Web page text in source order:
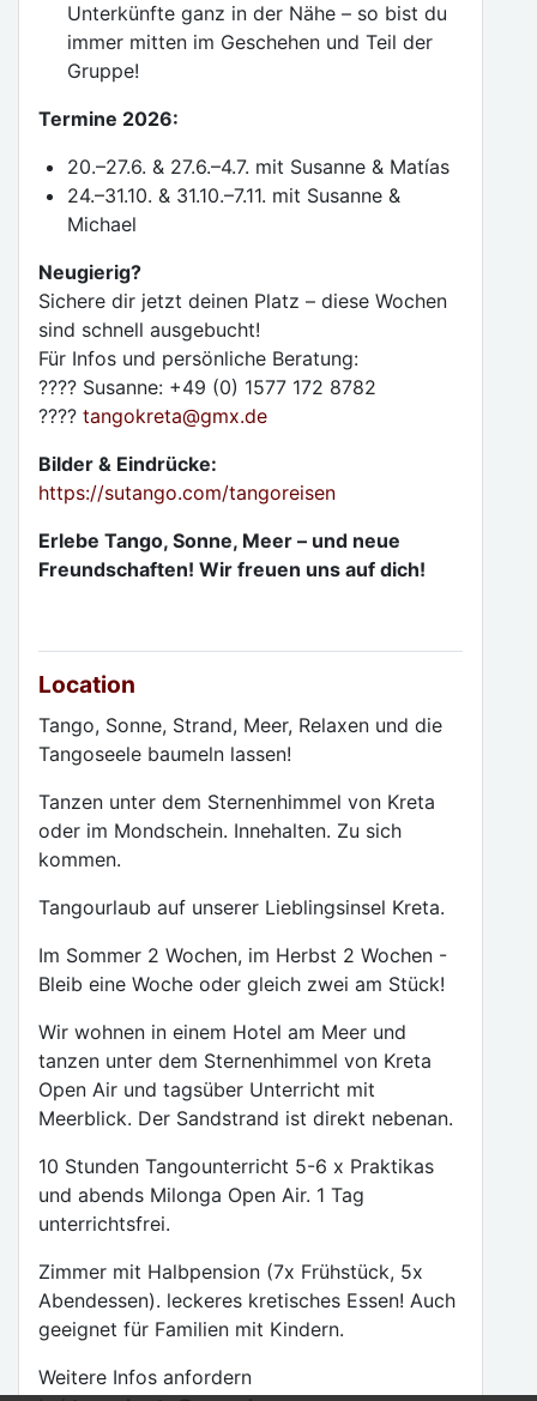
Unterkünfte ganz in der Nähe – so bist du
immer mitten im Geschehen und Teil der
Gruppe!
Termine 2026:
20.–27.6. & 27.6.–4.7. mit Susanne & Matías
24.–31.10. & 31.10.–7.11. mit Susanne &
Michael
Neugierig?
Sichere dir jetzt deinen Platz – diese Wochen
sind schnell ausgebucht!
Für Infos und persönliche Beratung:
???? Susanne: +49 (0) 1577 172 8782
???? tangokreta@gmx.de
Bilder & Eindrücke:
https://sutango.com/tangoreisen
Erlebe Tango, Sonne, Meer – und neue
Freundschaften! Wir freuen uns auf dich!
Location
Tango, Sonne, Strand, Meer, Relaxen und die
Tangoseele baumeln lassen!
Tanzen unter dem Sternenhimmel von Kreta
oder im Mondschein. Innehalten. Zu sich
kommen.
Tangourlaub auf unserer Lieblingsinsel Kreta.
Im Sommer 2 Wochen, im Herbst 2 Wochen -
Bleib eine Woche oder gleich zwei am Stück!
Wir wohnen in einem Hotel am Meer und
tanzen unter dem Sternenhimmel von Kreta
Open Air und tagsüber Unterricht mit
Meerblick. Der Sandstrand ist direkt nebenan.
10 Stunden Tangounterricht 5-6 x Praktikas
und abends Milonga Open Air. 1 Tag
unterrichtsfrei.
Zimmer mit Halbpension (7x Frühstück, 5x
Abendessen). leckeres kretisches Essen! Auch
geeignet für Familien mit Kindern.
Weitere Infos anfordern